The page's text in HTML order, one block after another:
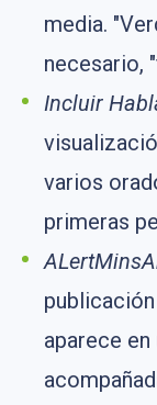
media.
necesario,
Incluir
varios
primeras
aparece en